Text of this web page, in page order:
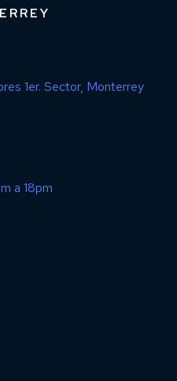
1er. Sector, Monterrey
a 18pm